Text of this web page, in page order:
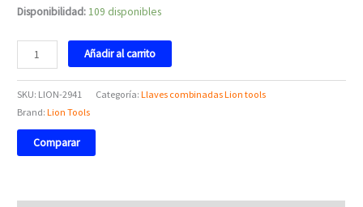
Disponibilidad:109 disponibles
Añadir al carrito
SKU: LION-2941 Categoría:Llaves combinadas Lion tools
Brand:Lion Tools
Comparar